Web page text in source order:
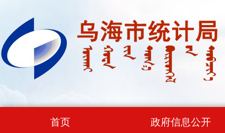
首页 政府信息公开